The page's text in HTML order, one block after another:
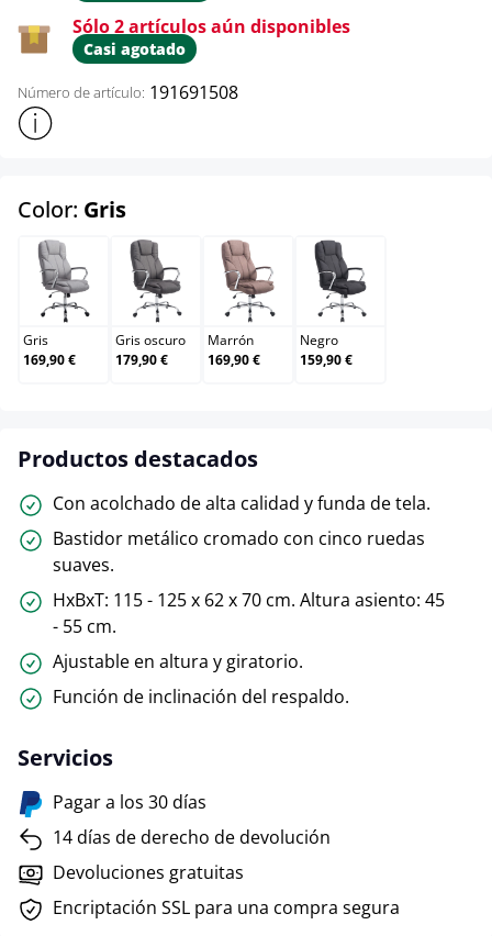
Sólo 2 artículos aún disponibles
Casi agotado
Número de artículo: 191691508
Mostrar más información sobre el producto
Color: Grisselect
Gris
Gris
169,90 €
Gris oscuro
Gris oscuro
179,90 €
Marrón
Marrón
169,90 €
Negro
Negro
159,90 €
Productos destacados
Con acolchado de alta calidad y funda de tela.
Bastidor metálico cromado con cinco ruedas
suaves.
HxBxT: 115 - 125 x 62 x 70 cm. Altura asiento: 45
- 55 cm.
Ajustable en altura y giratorio.
Función de inclinación del respaldo.
Servicios
Pagar a los 30 días
14 días de derecho de devolución
Devoluciones gratuitas
Encriptación SSL para una compra segura